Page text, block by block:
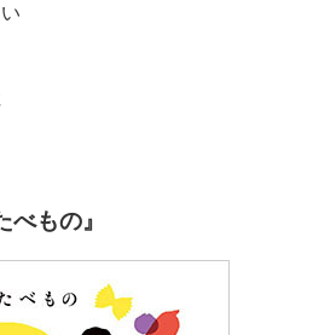
べもの』